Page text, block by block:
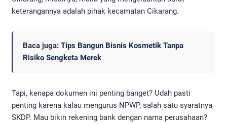
keterangannya adalah pihak kecamatan Cikarang.
Baca juga: Tips Bangun Bisnis Kosmetik Tanpa
Risiko Sengketa Merek
Tapi, kenapa dokumen ini penting banget? Udah pasti
penting karena kalau mengurus NPWP, salah satu syaratnya
SKDP. Mau bikin rekening bank dengan nama perusahaan?